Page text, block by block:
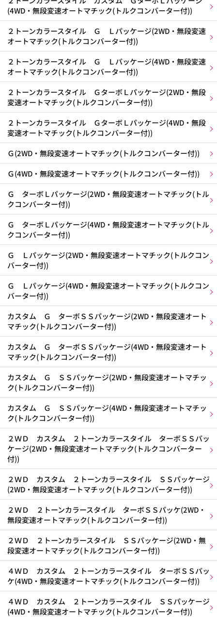
(4WD・無段変速オートマチック(トルクコンバーター付))
２トーンカラースタイル Ｇ Ｌパッケージ(2WD・無段変速
オートマチック(トルクコンバーター付))
２トーンカラースタイル Ｇ Ｌパッケージ(4WD・無段変速
オートマチック(トルクコンバーター付))
２トーンカラースタイル ＧターボＬパッケージ(2WD・無段
変速オートマチック(トルクコンバーター付))
２トーンカラースタイル ＧターボＬパッケージ(4WD・無段
変速オートマチック(トルクコンバーター付))
Ｇ(2WD・無段変速オートマチック(トルクコンバーター付))
Ｇ(4WD・無段変速オートマチック(トルクコンバーター付))
Ｇ ターボＬパッケージ(2WD・無段変速オートマチック(トル
クコンバーター付))
Ｇ ターボＬパッケージ(4WD・無段変速オートマチック(トル
クコンバーター付))
Ｇ Ｌパッケージ(2WD・無段変速オートマチック(トルクコン
バーター付))
Ｇ Ｌパッケージ(4WD・無段変速オートマチック(トルクコン
バーター付))
カスタム Ｇ ターボＳＳパッケージ(2WD・無段変速オート
マチック(トルクコンバーター付))
カスタム Ｇ ターボＳＳパッケージ(4WD・無段変速オート
マチック(トルクコンバーター付))
カスタム Ｇ ＳＳパッケージ(2WD・無段変速オートマチッ
ク(トルクコンバーター付))
カスタム Ｇ ＳＳパッケージ(4WD・無段変速オートマチッ
ク(トルクコンバーター付))
２ＷＤ カスタム ２トーンカラースタイル ターボＳＳパッ
ケージ(2WD・無段変速オートマチック(トルクコンバーター
付))
２ＷＤ カスタム ２トーンカラースタイル ＳＳパッケージ
(2WD・無段変速オートマチック(トルクコンバーター付))
２ＷＤ ２トーンカラースタイル ターボＳＳパッケ(2WD・
無段変速オートマチック(トルクコンバーター付))
２ＷＤ ２トーンカラースタイル ＳＳパッケージ(2WD・無
段変速オートマチック(トルクコンバーター付))
４ＷＤ カスタム ２トーンカラースタイル ターボＳＳパッ
ケ(4WD・無段変速オートマチック(トルクコンバーター付))
４ＷＤ カスタム ２トーンカラースタイル ＳＳパッケージ
(4WD・無段変速オートマチック(トルクコンバーター付))